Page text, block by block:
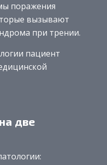
поражения
вызывают
при трении.
пациент
две